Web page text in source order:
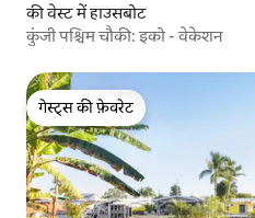
की वेस्ट में हाउसबोट
कुंजी पश्चिम चौकी: इको - वेकेशन
गेस्ट्स की फ़ेवरेट
गेस्ट्स की फ़ेवरेट